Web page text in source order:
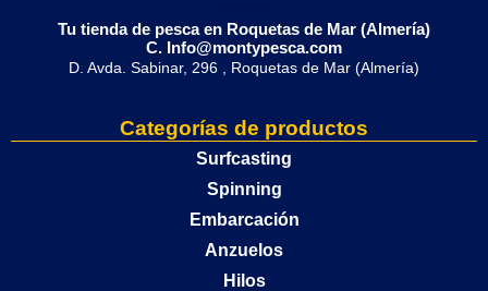
Tu tienda de pesca en Roquetas de Mar (Almería)
C. Info@montypesca.com
D. Avda. Sabinar, 296 , Roquetas de Mar (Almería)
Categorías de productos
Surfcasting
Spinning
Embarcación
Anzuelos
Hilos